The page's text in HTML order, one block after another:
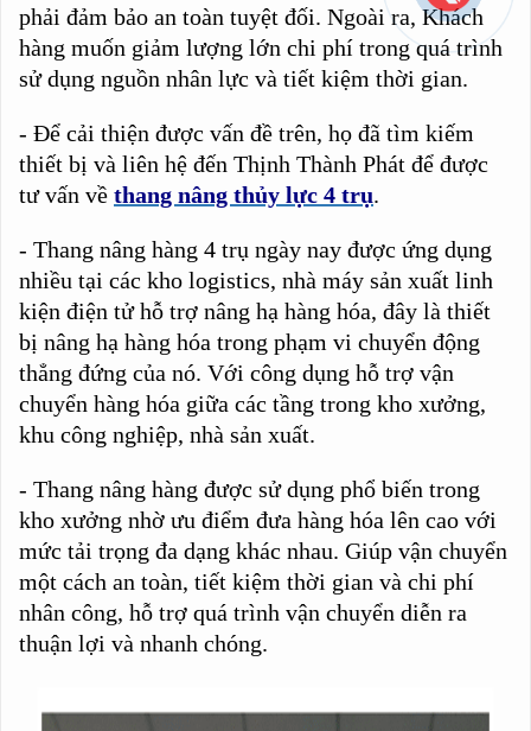
phải đảm bảo an toàn tuyệt đối. Ngoài ra, Khách
hàng muốn giảm lượng lớn chi phí trong quá trình
sử dụng nguồn nhân lực và tiết kiệm thời gian.
- Để cải thiện được vấn đề trên, họ đã tìm kiếm
thiết bị và liên hệ đến Thịnh Thành Phát để được
tư vấn về thang nâng thủy lực 4 trụ.
- Thang nâng hàng 4 trụ ngày nay được ứng dụng
nhiều tại các kho logistics, nhà máy sản xuất linh
kiện điện tử hỗ trợ nâng hạ hàng hóa, đây là thiết
bị nâng hạ hàng hóa trong phạm vi chuyển động
thẳng đứng của nó. Với công dụng hỗ trợ vận
chuyển hàng hóa giữa các tầng trong kho xưởng,
khu công nghiệp, nhà sản xuất.
- Thang nâng hàng được sử dụng phổ biến trong
kho xưởng nhờ ưu điểm đưa hàng hóa lên cao với
mức tải trọng đa dạng khác nhau. Giúp vận chuyển
một cách an toàn, tiết kiệm thời gian và chi phí
nhân công, hỗ trợ quá trình vận chuyển diễn ra
thuận lợi và nhanh chóng.